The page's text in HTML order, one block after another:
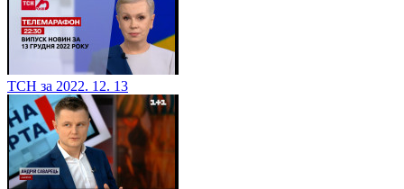
ТСН за 2022. 12. 13